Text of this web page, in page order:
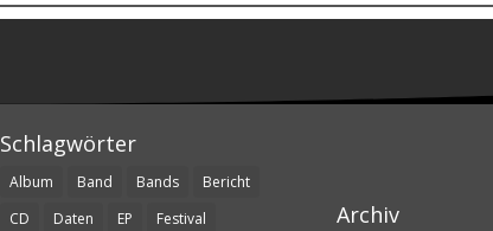
Schlagwörter
Album Band Bands
Bericht
CD
Daten EP
Festival
Archiv